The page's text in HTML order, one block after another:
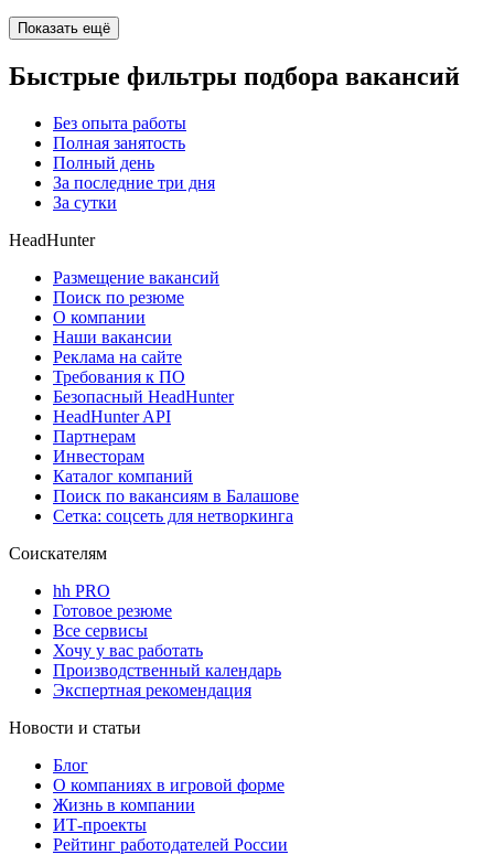
Показать ещё
Быстрые фильтры подбора вакансий
Без опыта работы
Полная занятость
Полный день
За последние три дня
За сутки
HeadHunter
Размещение вакансий
Поиск по резюме
О компании
Наши вакансии
Реклама на сайте
Требования к ПО
Безопасный HeadHunter
HeadHunter API
Партнерам
Инвесторам
Каталог компаний
Поиск по вакансиям в Балашове
Сетка: соцсеть для нетворкинга
Соискателям
hh PRO
Готовое резюме
Все сервисы
Хочу у вас работать
Производственный календарь
Экспертная рекомендация
Новости и статьи
Блог
О компаниях в игровой форме
Жизнь в компании
ИТ-проекты
Рейтинг работодателей России